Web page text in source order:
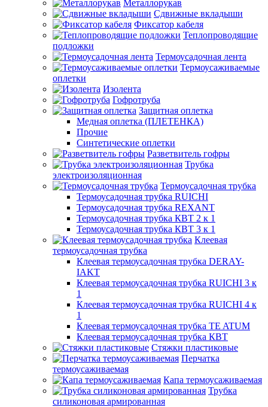
Металлорукав
Сдвижные вкладыши
Фиксатор кабеля
Теплопроводящие
подложки
Термоусадочная лента
Термоусаживаемые
оплетки
Изолента
Гофротруба
Защитная оплетка
Медная оплетка (ПЛЕТЕНКА)
Прочие
Синтетические оплетки
Разветвитель гофры
Трубка
электроизоляционная
Термоусадочная трубка
Термоусадочная трубка RUICHI
Термоусадочная трубка REXANT
Термоусадочная трубка КВТ 2 к 1
Термоусадочная трубка КВТ 3 к 1
Клеевая
термоусадочная трубка
Клеевая термоусадочная трубка DERAY-
IAKT
Клеевая термоусадочная трубка RUICHI 3 к
1
Клеевая термоусадочная трубка RUICHI 4 к
1
Клеевая термоусадочная трубка TE ATUM
Клеевая термоусадочная трубка КВТ
Стяжки пластиковые
Перчатка
термоусаживаемая
Капа термоусаживаемая
Трубка
силиконовая армированная